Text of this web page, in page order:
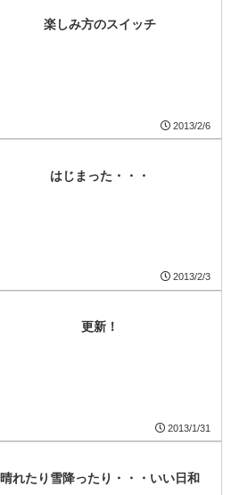
楽しみ方のスイッチ
2013/2/6
はじまった・・・
2013/2/3
更新！
2013/1/31
晴れたり雪降ったり・・・いい日和